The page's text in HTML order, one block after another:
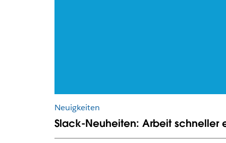
Neuigkeiten
Slack-Neuheiten: Arbeit schneller